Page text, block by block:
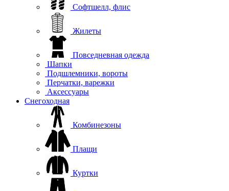
Софтшелл, флис
Жилеты
Повседневная одежда
Шапки
Подшлемники, вороты
Перчатки, варежки
Аксессуары
Снегоходная
Комбинезоны
Плащи
Куртки